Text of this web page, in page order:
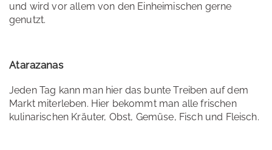
und wird vor allem von den Einheimischen gerne
genutzt.
Atarazanas
Jeden Tag kann man hier das bunte Treiben auf dem
Markt miterleben. Hier bekommt man alle frischen
kulinarischen Kräuter, Obst, Gemüse, Fisch und Fleisch.